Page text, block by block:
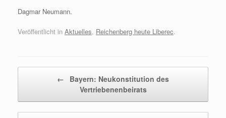
Dagmar Neumann.
Veröffentlicht in Aktuelles, Reichenberg heute Liberec.
←
Bayern: Neukonstitution des
Vertriebenenbeirats